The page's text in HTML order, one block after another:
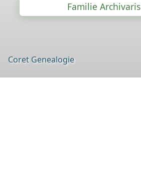
Familie Archivaris
Coret Genealogie